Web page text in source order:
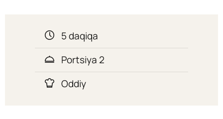
5 daqiqa
Portsiya 2
Oddiy